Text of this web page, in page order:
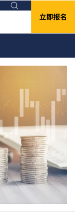
搜索
立即报名